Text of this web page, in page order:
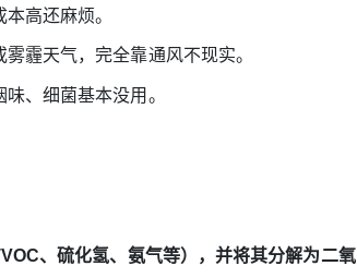
高还麻烦。
霾天气，完全靠通风不现实。
、细菌基本没用。
、硫化氢、氨气等），并将其分解为二氧